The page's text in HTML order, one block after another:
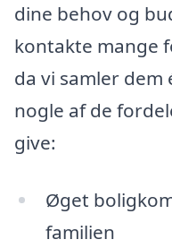
dine behov og
kontakte mange
da vi samler
nogle af de
give:
Øget
familien